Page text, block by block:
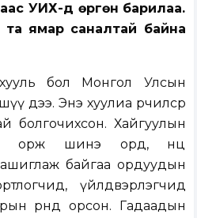
УИХ-д өргөн барилаа.
та ямар саналтай байна
бол Монгол Улсын
дээ. Энэ хуулиа өөрчилсөөр
болгочихсон. Хайгуулын
орж шинэ орд, нөөц
байгаа ордуудын
үйлдвэрлэгчид
өрөнд орсон. Гадаадын